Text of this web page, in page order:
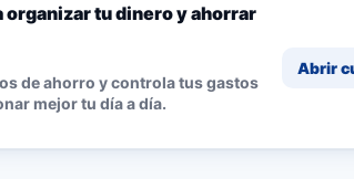
organizar tu dinero y ahorrar
de ahorro y controla tus gastos
mejor tu día a día.
Abrir